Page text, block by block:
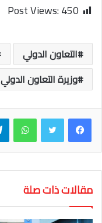
Post Views:450
التعاون الدولي
وزيرة التعاون الدولي
واتساب
مقالات ذات صلة